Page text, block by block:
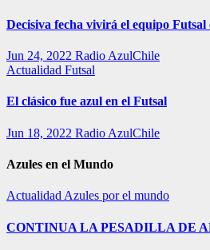
Decisiva fecha vivirá el equipo
Jun 24, 2022 Radio AzulChile
Actualidad Futsal
El clásico fue azul en el Futsal
Jun 18, 2022 Radio AzulChile
Azules en el Mundo
Actualidad Azules por el mundo
CONTINUA LA PESADILLA DE